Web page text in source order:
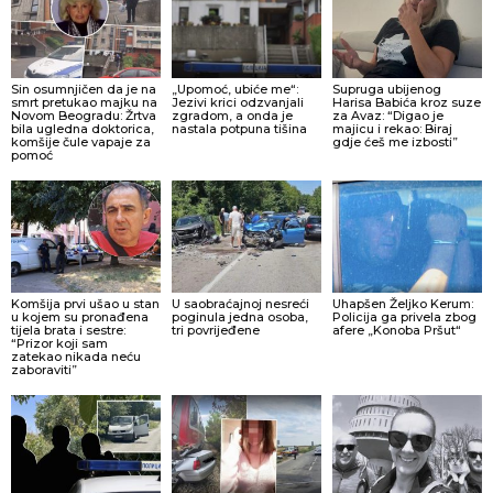
Sin osumnjičen da je na
smrt pretukao majku na
Novom Beogradu: Žrtva
bila ugledna doktorica,
komšije čule vapaje za
pomoć
„Upomoć, ubiće me“:
Jezivi krici odzvanjali
zgradom, a onda je
nastala potpuna tišina
Supruga ubijenog
Harisa Babića kroz suze
za Avaz: “Digao je
majicu i rekao: Biraj
gdje ćeš me izbosti”
Komšija prvi ušao u stan
u kojem su pronađena
tijela brata i sestre:
“Prizor koji sam
zatekao nikada neću
zaboraviti”
U saobraćajnoj nesreći
poginula jedna osoba,
tri povrijeđene
Uhapšen Željko Kerum:
Policija ga privela zbog
afere „Konoba Pršut“